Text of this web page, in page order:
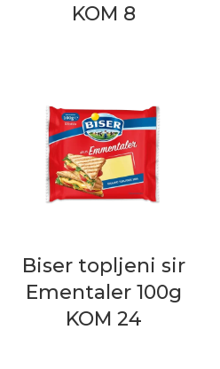
KOM 8
Biser topljeni sir
Ementaler 100g
KOM 24